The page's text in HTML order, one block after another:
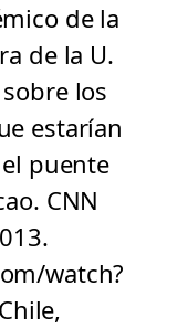
de la
de la U.
los
estarían
puente
CNN
watch?